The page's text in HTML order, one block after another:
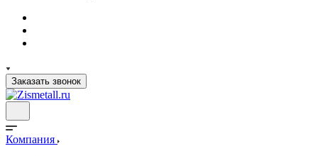
Заказать звонок
Компания